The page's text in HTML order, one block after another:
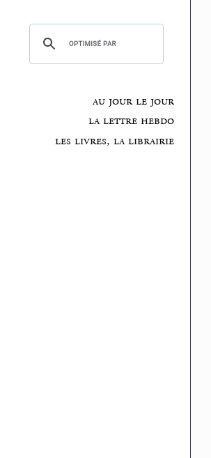
au jour le jour
la lettre hebdo
les livres, la librairie